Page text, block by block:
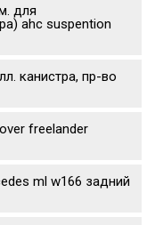
для
ahc suspention
канистра, пр-во
freelander
ml w166 задний